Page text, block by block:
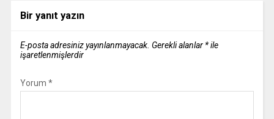
Bir yanıt yazın
E-posta adresiniz yayınlanmayacak. Gerekli alanlar *ile
işaretlenmişlerdir
Yorum *